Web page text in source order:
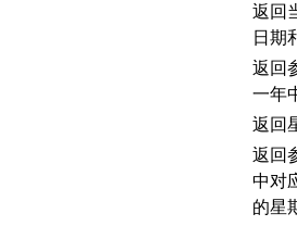
返回
日期
返回
一年
返回
返回
中对
的星